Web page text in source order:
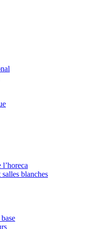
l’horeca
blanches